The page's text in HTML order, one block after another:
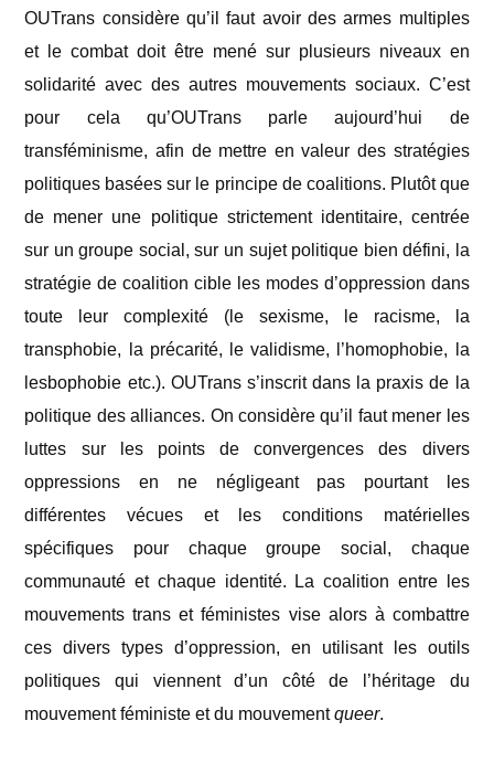
OUTrans considère qu’il faut avoir des armes multiples
et le combat doit être mené sur plusieurs niveaux en
solidarité avec des autres mouvements sociaux. C’est
pour cela qu’OUTrans parle aujourd’hui de
transféminisme, afin de mettre en valeur des stratégies
politiques basées sur le principe de coalitions. Plutôt que
de mener une politique strictement identitaire, centrée
sur un groupe social, sur un sujet politique bien défini, la
stratégie de coalition cible les modes d’oppression dans
toute leur complexité (le sexisme, le racisme, la
transphobie, la précarité, le validisme, l’homophobie, la
lesbophobie etc.). OUTrans s’inscrit dans la praxis de la
politique des alliances. On considère qu’il faut mener les
luttes sur les points de convergences des divers
oppressions en ne négligeant pas pourtant les
différentes vécues et les conditions matérielles
spécifiques pour chaque groupe social, chaque
communauté et chaque identité. La coalition entre les
mouvements trans et féministes vise alors à combattre
ces divers types d’oppression, en utilisant les outils
politiques qui viennent d’un côté de l’héritage du
mouvement féministe et du mouvementqueer.